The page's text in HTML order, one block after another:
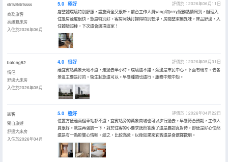
sirisirisirissss
商務旅客
高級雙床房
入住於2026年06月
5.0 極好
評價於：2026年06月11日
店整體環境特別舒服，設施齊全又很新。前台工作人員yang和jerry服務熱情周到，辦理入
住退房速度很快，態度特別好。客房阿姨打掃得特別乾淨，房間整潔無異味，床品舒適，入
住體驗超棒，下次還會選擇這家！
bolong82
情侶
舒適大床房
入住於2026年05月
4.0 很好
評價於：2026年05月31日
離宜賓站萬象天地不遠，走過去半小時。環境還不錯，旁邊是市民中心。下面有瑞幸。去各
景區主要是打的。衞生狀態還可以。早餐種類也還行。服務中規中矩。
訪客
獨自旅遊
舒適大床房
入住於2026年04月
5.0 極好
評價於：2026年04月22日
位置方便離兩個車站都不遠，宜賓站旁的萬象商城也可以步行過去。早餐符合預期，工作人
員很好。就是再強調一下，對於住客的小要求既然答應了還是要認真對待，即便是好心使然
還是有一點影響心情呢。總之，比較滿意，以後如果來宜賓還是會選擇歡朋。